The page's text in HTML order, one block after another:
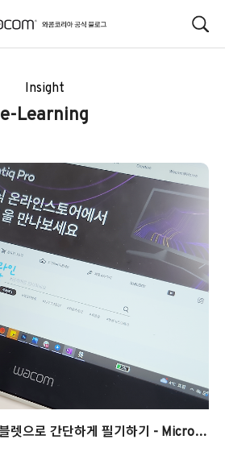
Insight
e-Learning
[Wacom Edu] 와콤 타블렛으로 간단하게 필기하기 - Microsoft OneNote (2)